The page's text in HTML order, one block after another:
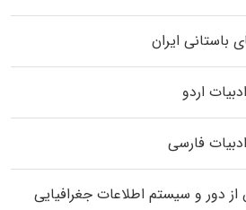
باستانی ایران
اردو
فارسی
دور و سیستم اطلاعات جغرافیایی